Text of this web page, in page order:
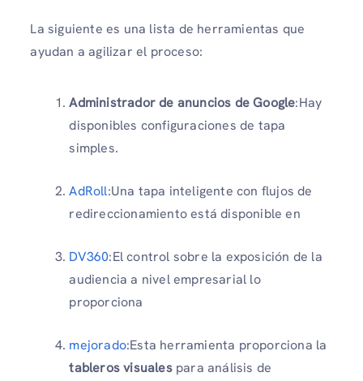
La siguiente es una lista de herramientas que
ayudan a agilizar el proceso:
Administrador de anuncios de Google:Hay
disponibles configuraciones de tapa
simples.
AdRoll:Una tapa inteligente con flujos de
redireccionamiento está disponible en
DV360:El control sobre la exposición de la
audiencia a nivel empresarial lo
proporciona
mejorado:Esta herramienta proporciona la
tableros visualespara análisis de